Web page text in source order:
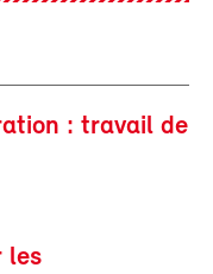
: travail de
les